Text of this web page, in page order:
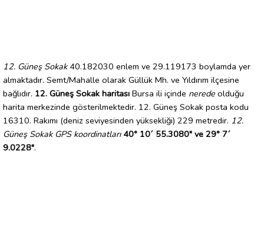
12. Güneş Sokak40.182030 enlem ve 29.119173 boylamda yer
almaktadır. Semt/Mahalle olarak Güllük Mh. ve Yıldırım ilçesine
bağlıdır. 12. Güneş Sokak haritası Bursa ili içinde nerede olduğu
harita merkezinde gösterilmektedir. 12. Güneş Sokak posta kodu
16310. Rakımı (deniz seviyesinden yüksekliği) 229 metredir. 12.
Güneş Sokak GPS koordinatları 40° 10´ 55.3080" ve 29° 7´
9.0228".